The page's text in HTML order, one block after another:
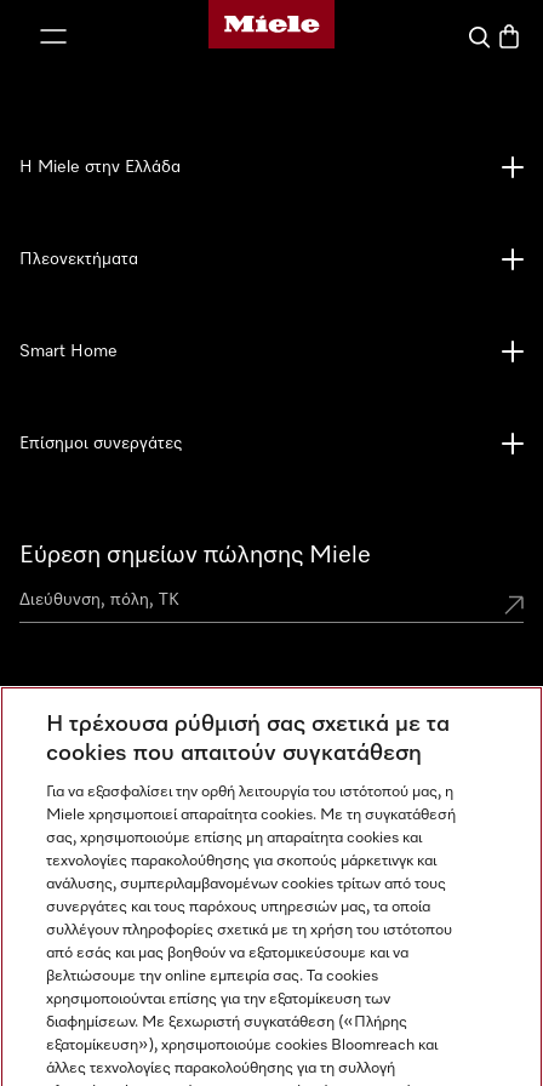
Αρχική σελίδα της Miele
Εύρεση σημείων πώλησης Miele
Ανακαλύψτε τα Miele Experience Center
Newsletter
Η Miele στην Ελλάδα
Πλεονεκτήματα
Smart Home
Επίσημοι συνεργάτες
Miele στο Instagram
Miele στο Facebook
Miele στο Youtube
Η τρέχουσα ρύθμισή σας σχετικά με τα
cookies που απαιτούν συγκατάθεση
Για να εξασφαλίσει την ορθή λειτουργία του ιστότοπού μας, η
Miele χρησιμοποιεί απαραίτητα cookies. Με τη συγκατάθεσή
σας, χρησιμοποιούμε επίσης μη απαραίτητα cookies και
τεχνολογίες παρακολούθησης για σκοπούς μάρκετινγκ και
ανάλυσης, συμπεριλαμβανομένων cookies τρίτων από τους
συνεργάτες και τους παρόχους υπηρεσιών μας, τα οποία
συλλέγουν πληροφορίες σχετικά με τη χρήση του ιστότοπου
από εσάς και μας βοηθούν να εξατομικεύσουμε και να
βελτιώσουμε την online εμπειρία σας. Τα cookies
χρησιμοποιούνται επίσης για την εξατομίκευση των
διαφημίσεων. Με ξεχωριστή συγκατάθεση («Πλήρης
εξατομίκευση»), χρησιμοποιούμε cookies Bloomreach και
άλλες τεχνολογίες παρακολούθησης για τη συλλογή